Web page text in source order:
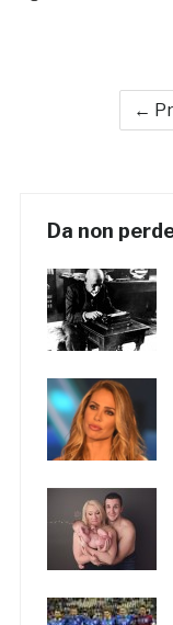
←
Da non